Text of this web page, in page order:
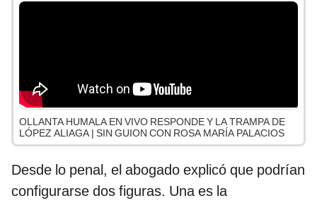
OLLANTA HUMALA EN VIVO RESPONDE Y LA TRAMPA DE
LÓPEZ ALIAGA | SIN GUION CON ROSA MARÍA PALACIOS
Desde lo penal, el abogado explicó que podrían
configurarse dos figuras. Una es la